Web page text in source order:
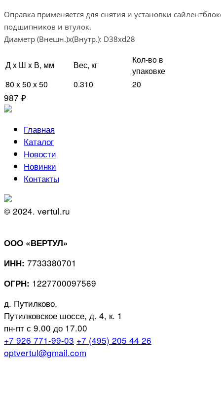
Оправка применяется для снятия и установки
подшипников и втулок.
Диаметр (Внешн.)х(Внутр.): D38xd28
Д x Ш x В, мм Вес, кг
Кол-во в
упаковке
80 x 50 x 50
0.310 20
987 ₽
Главная
Каталог
Новости
Новинки
Контакты
© 2024. vertul.ru
ООО «ВЕРТУЛ»
ИНН: 7733380701
ОГРН: 1227700097569
д. Путилково,
Путилковское шоссе, д. 4, к. 1
пн-пт с 9.00 до 17.00
+7 926 771-99-03 +7 (495) 205 44 26
optvertul@gmail.com